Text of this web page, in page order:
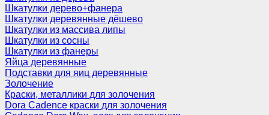
Шкатулки дерево+фанера
Шкатулки деревянные дёшево
Шкатулки из массива липы
Шкатулки из сосны
Шкатулки из фанеры
Яйца деревянные
Подставки для яиц деревянные
Золочение
Краски, металлики для золочения
Dora Cadence краски для золочения